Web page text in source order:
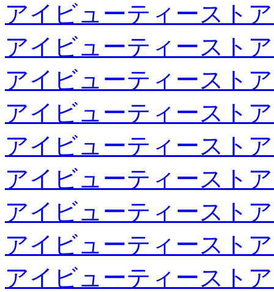
アイビューティースト
アイビューティースト
アイビューティースト
アイビューティースト
アイビューティースト
アイビューティースト
アイビューティースト
アイビューティースト
アイビューティースト